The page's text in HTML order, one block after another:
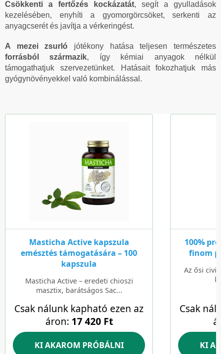
Csökkenti a fertőzés kockázatát, segít a gyulladások
kezelésében, enyhíti a gyomorgörcsöket, serkenti az
anyagcserét és javítja a vérkeringést.
A mezei zsurló jótékony hatása teljesen természetes
forrásból származik, így kémiai anyagok nélkül
támogathatjuk szervezetünket. Hatásait fokozhatjuk más
gyógynövényekkel való kombinálással.